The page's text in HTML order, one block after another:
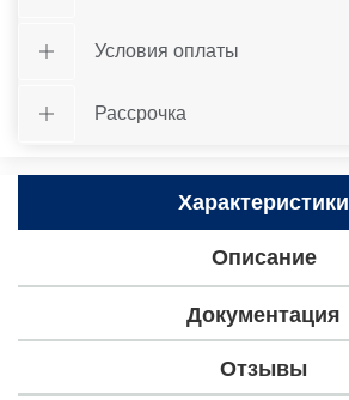
Условия оплаты
Рассрочка
Характеристики
Описание
Документация
Отзывы